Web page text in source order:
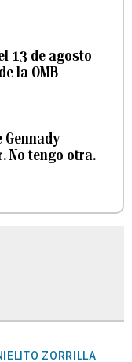
13 de agosto
la OMB
Gennady
No tengo otra.
ZORRILLA